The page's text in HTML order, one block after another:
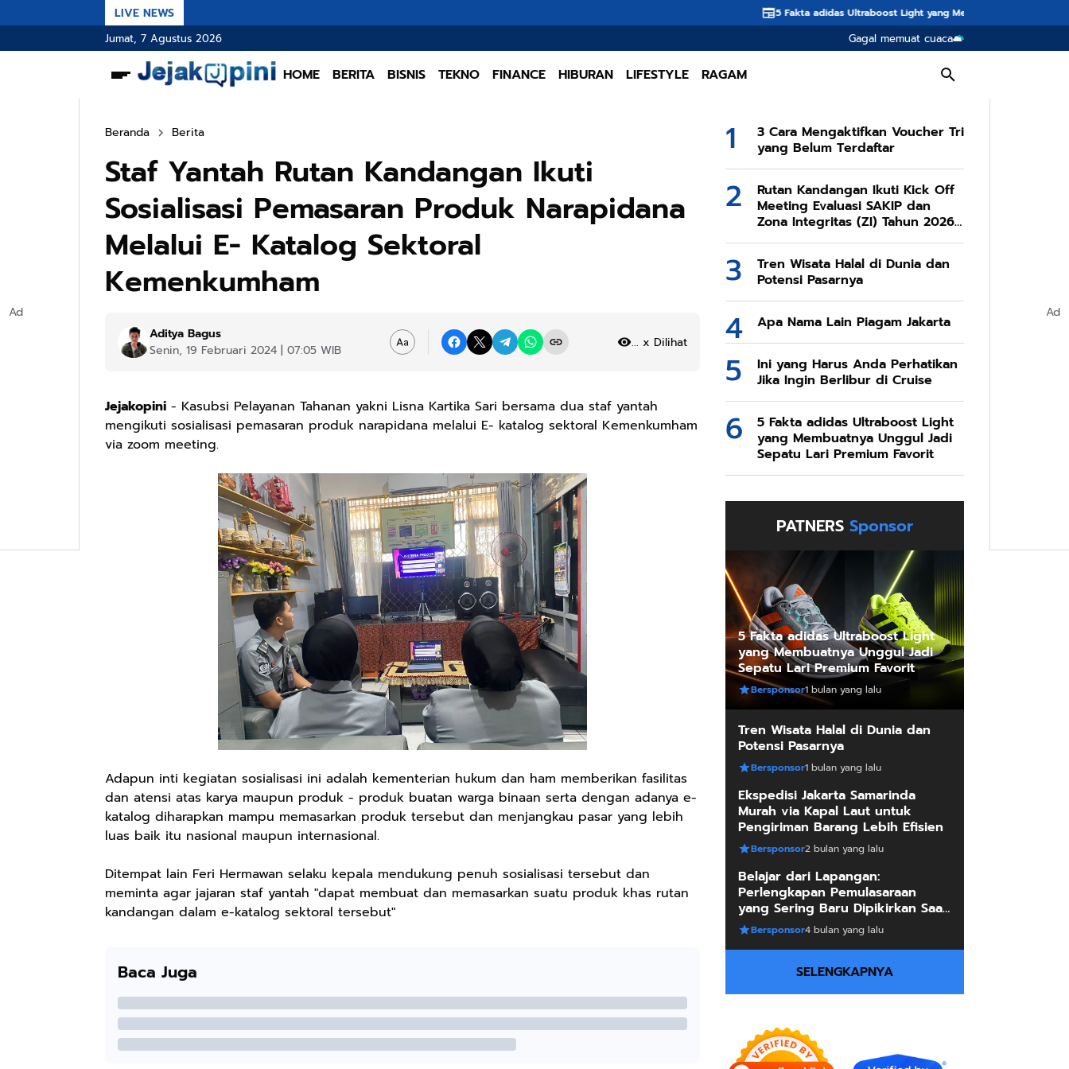
LIVE NEWS 5 Fakta adidas Ultraboost Light yang Membuatnya Unggul Jadi Sepatu Lari
Jumat, 7 Agustus 2026 Gagal memuat cuaca
HOME BERITA BISNIS TEKNO FINANCE HIBURAN LIFESTYLE RAGAM
Beranda Berita
Staf Yantah Rutan Kandangan Ikuti
Sosialisasi Pemasaran Produk Narapidana
Melalui E- Katalog Sektoral
Kemenkumham
Aditya Bagus
Senin, 19 Februari 2024 | 07:05 WIB
. x Dilihat
Jejakopini - Kasubsi Pelayanan Tahanan yakni Lisna Kartika Sari bersama dua staf yantah
mengikuti sosialisasi pemasaran produk narapidana melalui E- katalog sektoral Kemenkumham
via zoom meeting.
Adapun inti kegiatan sosialisasi ini adalah kementerian hukum dan ham memberikan fasilitas
dan atensi atas karya maupun produk - produk buatan warga binaan serta dengan adanya e-
katalog diharapkan mampu memasarkan produk tersebut dan menjangkau pasar yang lebih
luas baik itu nasional maupun internasional.
Ditempat lain Feri Hermawan selaku kepala mendukung penuh sosialisasi tersebut dan
meminta agar jajaran staf yantah "dapat membuat dan memasarkan suatu produk khas rutan
kandangan dalam e-katalog sektoral tersebut"
Baca Juga
3 Cara Mengaktifkan Voucher Tri
yang Belum Terdaftar
Rutan Kandangan Ikuti Kick Off
Meeting Evaluasi SAKIP dan
Zona Integritas (ZI) Tahun 2026
Secara Daring
Tren Wisata Halal di Dunia dan
Potensi Pasarnya
Apa Nama Lain Piagam Jakarta
Ini yang Harus Anda Perhatikan
Jika Ingin Berlibur di Cruise
5 Fakta adidas Ultraboost Light
yang Membuatnya Unggul Jadi
Sepatu Lari Premium Favorit
PATNERS Sponsor
5 Fakta adidas Ultraboost Light
yang Membuatnya Unggul Jadi
Sepatu Lari Premium Favorit
Bersponsor1 bulan yang lalu
Tren Wisata Halal di Dunia dan
Potensi Pasarnya
Bersponsor1 bulan yang lalu
Ekspedisi Jakarta Samarinda
Murah via Kapal Laut untuk
Pengiriman Barang Lebih Efisien
Bersponsor2 bulan yang lalu
Belajar dari Lapangan:
Perlengkapan Pemulasaraan
yang Sering Baru Dipikirkan Saat
Sudah Mendesak
Bersponsor4 bulan yang lalu
SELENGKAPNYA
Ad Ad